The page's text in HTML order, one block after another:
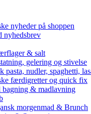
nyheder på shoppen
nyhedsbrev
& salt
gelering og stivelse
pasta, nudler, spaghetti,
færdigretter og quick fix
bagning & madlavning
morgenmad & Brunch